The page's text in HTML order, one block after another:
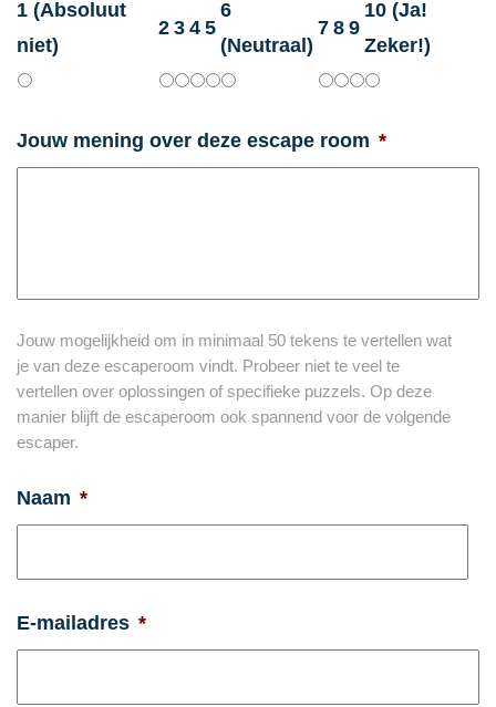
1 (Absoluut
niet)
2 3 4 5
6
(Neutraal)
7 8 9
10 (Ja!
Zeker!)
Jouw mening over deze escape room *
Jouw mogelijkheid om in minimaal 50 tekens te vertellen wat
je van deze escaperoom vindt. Probeer niet te veel te
vertellen over oplossingen of specifieke puzzels. Op deze
manier blijft de escaperoom ook spannend voor de volgende
escaper.
Naam *
E-mailadres *